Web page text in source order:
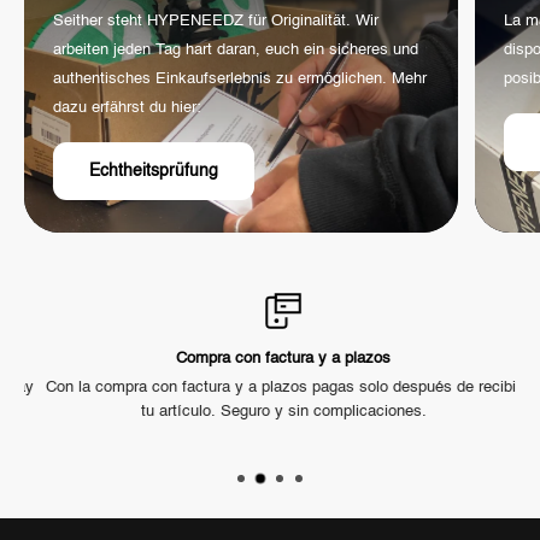
Seither steht HYPENEEDZ für Originalität. Wir
arbeiten jeden Tag hart daran, euch ein sicheres und
authentisches Einkaufserlebnis zu ermöglichen. Mehr
dazu erfährst du hier:
Echtheitsprüfung
La
Compra con factura y a plazos
Con la compra con factura y a plazos pagas solo después de recibir
tu artículo. Seguro y sin complicaciones.